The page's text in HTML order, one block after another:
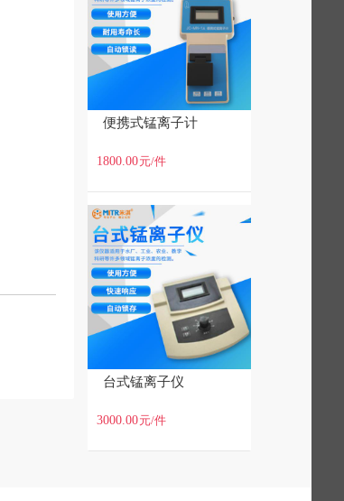
便携式锰离子计
1800.00元/件
台式锰离子仪
3000.00元/件